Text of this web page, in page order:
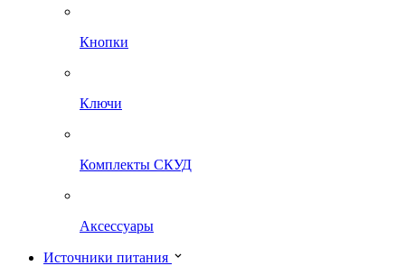
Кнопки
Ключи
Комплекты СКУД
Аксессуары
Источники питания